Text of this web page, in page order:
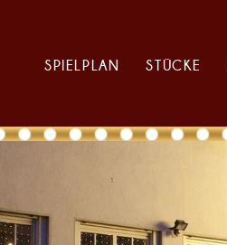
SPIELPLAN STÜCKE